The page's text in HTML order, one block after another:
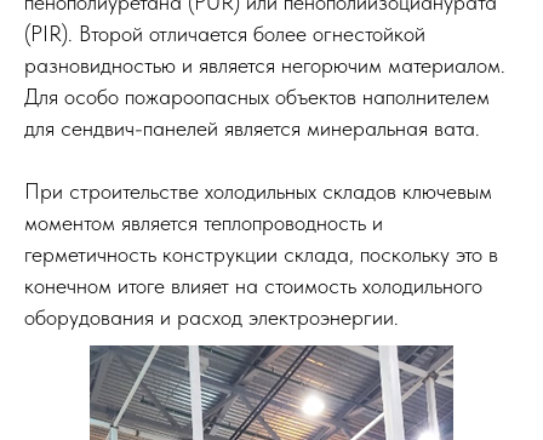
(PIR). Второй отличается более огнестойкой
разновидностью и является негорючим материалом.
Для особо пожароопасных объектов наполнителем
для сендвич-панелей является минеральная вата.
При строительстве холодильных складов ключевым
моментом является теплопроводность и
герметичность конструкции склада, поскольку это в
конечном итоге влияет на стоимость холодильного
оборудования и расход электроэнергии.